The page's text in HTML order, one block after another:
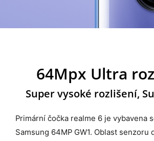
64Mpx Ultra
Super vysoké rozlišení,
Primární čočka realme 6 je vybavena
Samsung 64MP GW1. Oblast senzoru